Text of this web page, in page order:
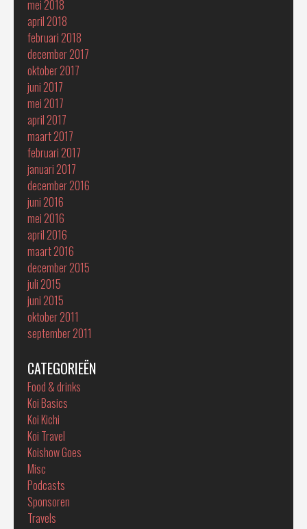
mei 2018
april 2018
februari 2018
december 2017
oktober 2017
juni 2017
mei 2017
april 2017
maart 2017
februari 2017
januari 2017
december 2016
juni 2016
mei 2016
april 2016
maart 2016
december 2015
juli 2015
juni 2015
oktober 2011
september 2011
CATEGORIEËN
Food & drinks
Koi Basics
Koi Kichi
Koi Travel
Koishow Goes
Misc
Podcasts
Sponsoren
Travels